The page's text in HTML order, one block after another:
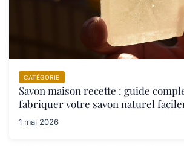
CATÉGORIE
Savon maison recette : guide
fabriquer votre savon naturel
1 mai 2026